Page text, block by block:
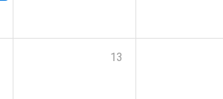
13